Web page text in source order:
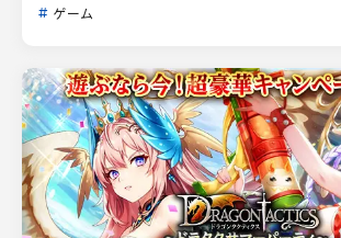
ゲーム